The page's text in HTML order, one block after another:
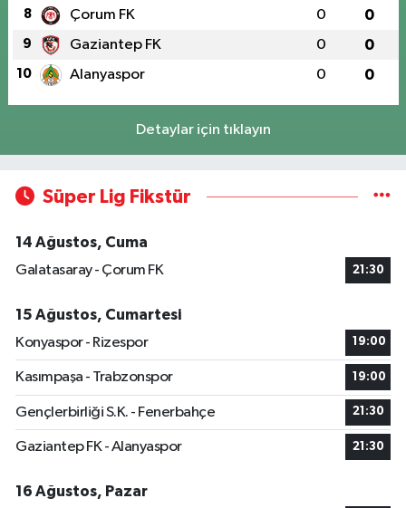
8 Çorum FK 0 0
9 Gaziantep FK 0 0
10 Alanyaspor 0 0
Detaylar için tıklayın
Süper Lig Fikstür
14 Ağustos, Cuma
Galatasaray - Çorum FK
21:30
15 Ağustos, Cumartesi
Konyaspor - Rizespor
19:00
Kasımpaşa - Trabzonspor 19:00
Gençlerbirliği S.K. - Fenerbahçe 21:30
Gaziantep FK - Alanyaspor 21:30
16 Ağustos, Pazar